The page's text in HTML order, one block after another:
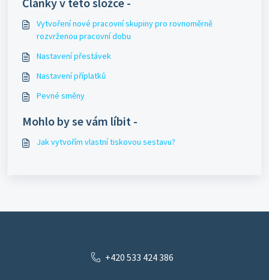
Vytvoření nové pracovní skupiny pro rovnoměrně
rozvrženou pracovní dobu
Nastavení přestávek
Nastavení příplatků
Pevné směny
Mohlo by se vám líbit -
Jak vytvořím vlastní tiskovou sestavu?
+420 533 424 386